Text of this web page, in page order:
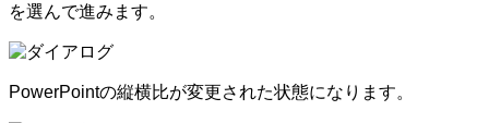
を選んで進みます。
PowerPointの縦横比が変更された状態になります。